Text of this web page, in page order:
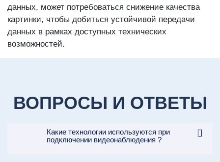
данных, может потребоваться снижение качества
картинки, чтобы добиться устойчивой передачи
данных в рамках доступных технических
возможностей.
ВОПРОСЫ И ОТВЕТЫ
Какие технологии используются при
подключении видеонаблюдения ?